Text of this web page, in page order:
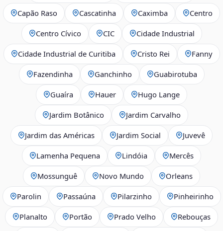
Capão Raso Cascatinha Caximba Centro
Centro Cívico CIC Cidade Industrial
Cidade Industrial de Curitiba Cristo Rei Fanny
Fazendinha Ganchinho Guabirotuba
Guaíra Hauer Hugo Lange
Jardim Botânico Jardim Carvalho
Jardim das Américas Jardim Social Juvevê
Lamenha Pequena Lindóia Mercês
Mossunguê Novo Mundo Orleans
Parolin Passaúna Pilarzinho Pinheirinho
Planalto Portão Prado Velho Rebouças